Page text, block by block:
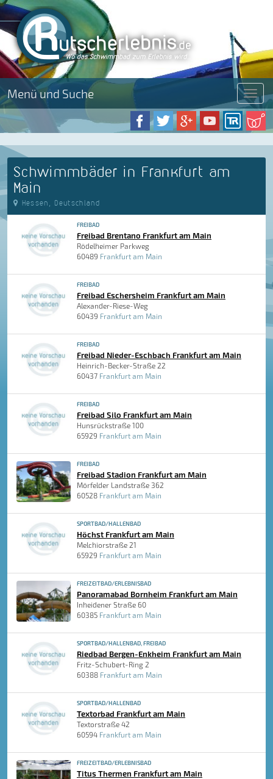
Menü und Suche Menü
Schwimmbäder in Frankfurt am
Main
Hessen, Deutschland
FREIBAD
Freibad Brentano Frankfurt am Main
Rödelheimer Parkweg
60489 Frankfurt am Main
FREIBAD
Freibad Eschersheim Frankfurt am Main
Alexander-Riese-Weg
60439 Frankfurt am Main
FREIBAD
Freibad Nieder-Eschbach Frankfurt am Main
Heinrich-Becker-Straße 22
60437 Frankfurt am Main
FREIBAD
Freibad Silo Frankfurt am Main
Hunsrückstraße 100
65929 Frankfurt am Main
FREIBAD
Freibad Stadion Frankfurt am Main
Mörfelder Landstraße 362
60528 Frankfurt am Main
SPORTBAD/HALLENBAD
Höchst Frankfurt am Main
Melchiorstraße 21
65929 Frankfurt am Main
FREIZEITBAD/ERLEBNISBAD
Panoramabad Bornheim Frankfurt am Main
Inheidener Straße 60
60385 Frankfurt am Main
SPORTBAD/HALLENBAD, FREIBAD
Riedbad Bergen-Enkheim Frankfurt am Main
Fritz-Schubert-Ring 2
60388 Frankfurt am Main
SPORTBAD/HALLENBAD
Textorbad Frankfurt am Main
Textorstraße 42
60594 Frankfurt am Main
FREIZEITBAD/ERLEBNISBAD
Titus Thermen Frankfurt am Main